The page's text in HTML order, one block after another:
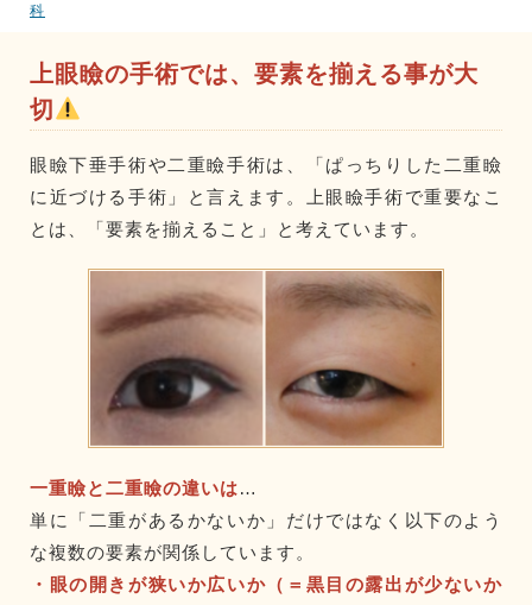
科
上眼瞼の手術では、要素を揃える事が大
切
眼瞼下垂手術や二重瞼手術は、「ぱっちりした二重瞼
に近づける手術」と言えます。上眼瞼手術で重要なこ
とは、「要素を揃えること」と考えています。
一重瞼と二重瞼の違いは…
単に「二重があるかないか」だけではなく以下のよう
な複数の要素が関係しています。
・眼の開きが狭いか広いか（＝黒目の露出が少ないか